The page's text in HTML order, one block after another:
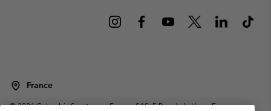
France
©2026Columbia Sportswear Europe SAS. 5 Rue de la Haye, Espace